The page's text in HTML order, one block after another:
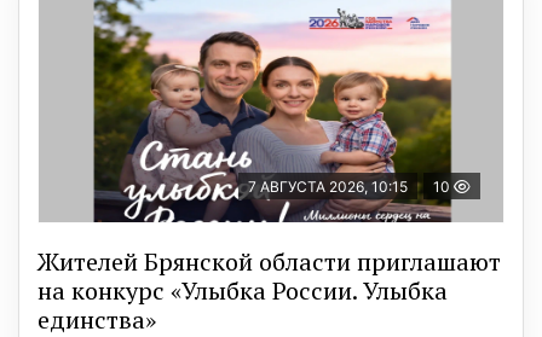
7 АВГУСТА 2026, 10:15 10
Жителей Брянской области приглашают
на конкурс «Улыбка России. Улыбка
единства»